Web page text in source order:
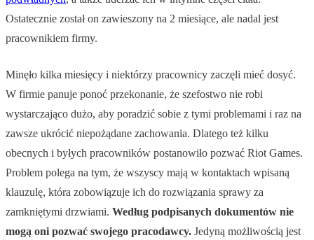
Ostatecznie został on zawieszony na 2 miesiące, ale nadal jest
pracownikiem firmy.
Minęło kilka miesięcy i niektórzy pracownicy zaczęli mieć dosyć.
W firmie panuje ponoć przekonanie, że szefostwo nie robi
wystarczająco dużo, aby poradzić sobie z tymi problemami i raz na
zawsze ukrócić niepożądane zachowania. Dlatego też kilku
obecnych i byłych pracowników postanowiło pozwać Riot Games.
Problem polega na tym, że wszyscy mają w kontaktach wpisaną
klauzulę, która zobowiązuje ich do rozwiązania sprawy za
zamkniętymi drzwiami. Według podpisanych dokumentów nie
mogą oni pozwać swojego pracodawcy. Jedyną możliwością jest